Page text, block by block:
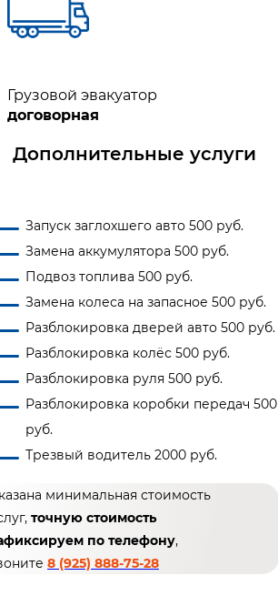
Грузовой эвакуатор
договорная
Дополнительные услуги
Запуск заглохшего авто 500 руб.
Замена аккумулятора 500 руб.
Подвоз топлива 500 руб.
Замена колеса на запасное 500 руб.
Разблокировка дверей авто 500 руб.
Разблокировка колёс 500 руб.
Разблокировка руля 500 руб.
Разблокировка коробки передач 500
руб.
Трезвый водитель 2000 руб.
минимальная стоимость
точную стоимость
по телефону,
8 (925) 888-75-28